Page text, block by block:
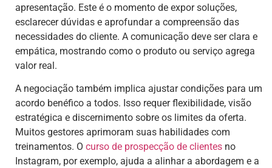
apresentação. Este é o momento de expor soluções,
esclarecer dúvidas e aprofundar a compreensão das
necessidades do cliente. A comunicação deve ser clara e
empática, mostrando como o produto ou serviço agrega
valor real.
A negociação também implica ajustar condições para um
acordo benéfico a todos. Isso requer flexibilidade, visão
estratégica e discernimento sobre os limites da oferta.
Muitos gestores aprimoram suas habilidades com
treinamentos. O curso de prospecção de clientes no
Instagram, por exemplo, ajuda a alinhar a abordagem e a